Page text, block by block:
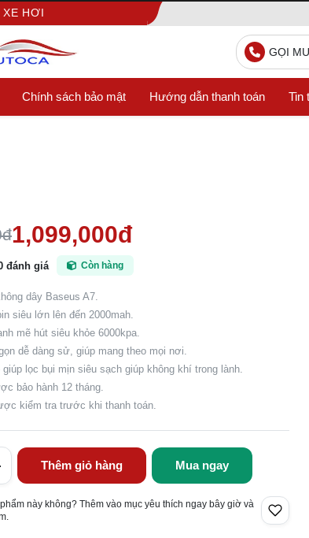
XE HƠI
GỌI
Chính sách bảo mật Hướng dẫn thanh toán Tin
1,099,000đ
đánh giá Còn hàng
dây Baseus A7.
siêu lớn lên đến 2000mah.
mẽ hút siêu khỏe 6000kpa.
dễ dàng sử, giúp mang theo mọi nơi.
giúp lọc bụi mịn siêu sạch giúp không khí trong lành.
bảo hành 12 tháng.
kiểm tra trước khi thanh toán.
Thêm giỏ hàng Mua ngay
này không? Thêm vào mục yêu thích ngay bây giờ và